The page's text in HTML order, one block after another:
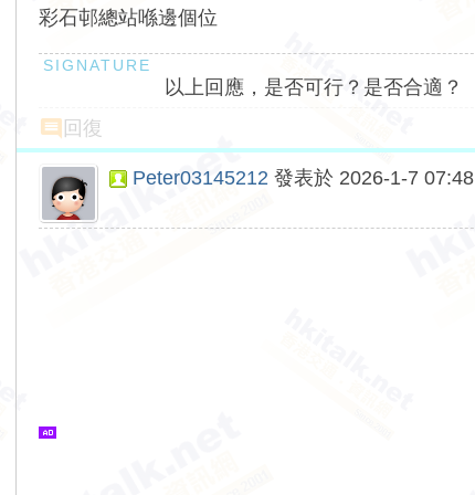
彩石邨總站喺邊個位
以上回應，是否可行？是否合適？
回復
Peter03145212 發表於 2026-1-7 07:48